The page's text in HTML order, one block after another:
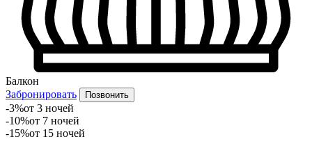
Балкон
Забронировать
Позвонить
-3%от 3 ночей
-10%от 7 ночей
-15%от 15 ночей